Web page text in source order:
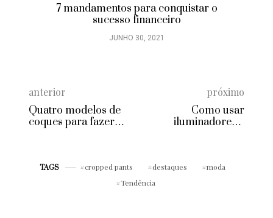
7 mandamentos para conquistar o
sucesso financeiro
JUNHO 30, 2021
anterior
Quatro modelos de
coques para fazer
próximo
Como usar
iluminadores e
TAGS cropped pants destaques
moda
Tendência